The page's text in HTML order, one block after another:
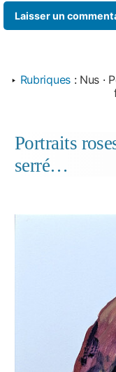
‣ Rubriques : Nus·
Portraits
serré…